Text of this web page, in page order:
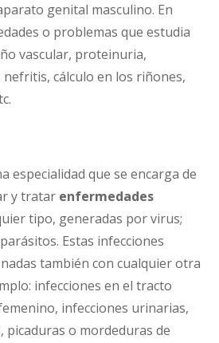
genital masculino. En
o problemas que estudia
vascular, proteinuria,
cálculo en los riñones,
especialidad que se encarga de
y tratar enfermedades
tipo, generadas por virus;
Estas infecciones
también con cualquier otra
infecciones en el tracto
infecciones urinarias,
picaduras o mordeduras de